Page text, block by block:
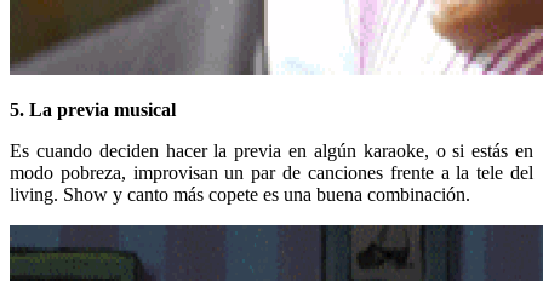
5. La previa musical
Es cuando deciden hacer la previa en algún karaoke, o si estás en
modo pobreza, improvisan un par de canciones frente a la tele del
living. Show y canto más copete es una buena combinación.